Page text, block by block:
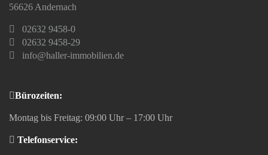
56626 Andernach
02632 9458-0
02632 9458-29
info@haller-immobilien.de
Bürozeiten:
Montag bis Freitag: 09:00 Uhr – 17:00 Uhr
Telefonservice: